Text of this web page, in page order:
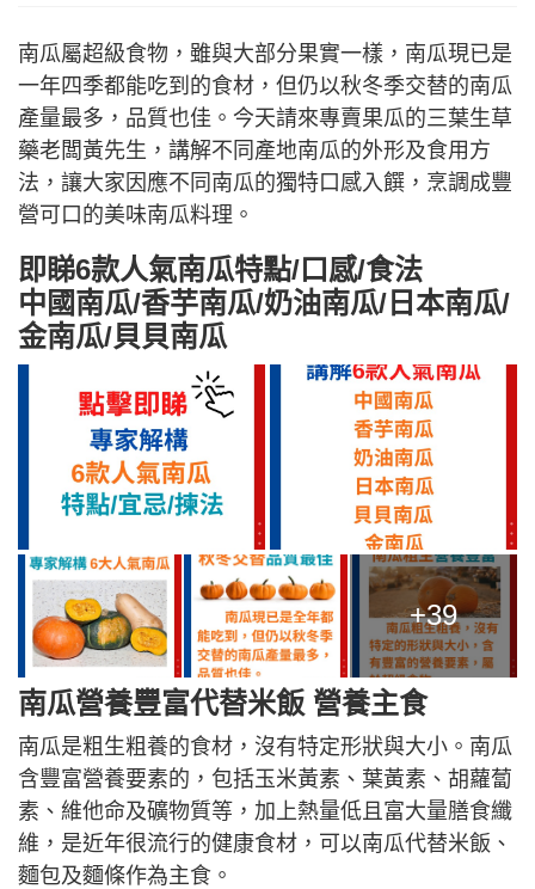
南瓜屬超級食物，雖與大部分果實一樣，南瓜現已是
一年四季都能吃到的食材，但仍以秋冬季交替的南瓜
產量最多，品質也佳。今天請來專賣果瓜的三葉生草
藥老闆黃先生，講解不同產地南瓜的外形及食用方
法，讓大家因應不同南瓜的獨特口感入饌，烹調成豐
營可口的美味南瓜料理。
即睇6款人氣南瓜特點/口感/食法
中國南瓜/香芋南瓜/奶油南瓜/日本南瓜/
金南瓜/貝貝南瓜
+39
南瓜營養豐富代替米飯 營養主食
南瓜是粗生粗養的食材，沒有特定形狀與大小。南瓜
含豐富營養要素的，包括玉米黃素、葉黃素、胡蘿蔔
素、維他命及礦物質等，加上熱量低且富大量膳食纖
維，是近年很流行的健康食材，可以南瓜代替米飯、
麵包及麵條作為主食。